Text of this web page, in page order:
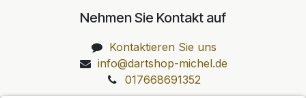
Nehmen Sie Kontakt auf
Kontaktieren Sie uns
info@dartshop-michel.de
017668691352